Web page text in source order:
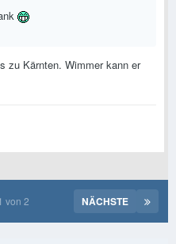
zu Kärnten. Wimmer kann er
NÄCHSTE
von 2